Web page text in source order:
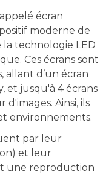
écran
moderne de
technologie LED
Ces écrans sont
allant d’un écran
et jusqu'à 4 écrans
Ainsi, ils
environnements.
par leur
et leur
une reproduction